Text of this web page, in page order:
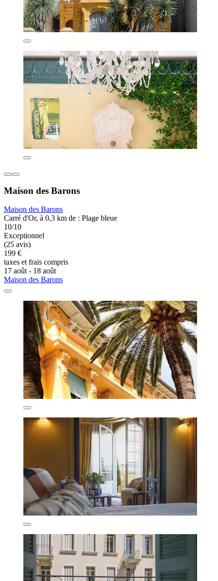
Maison des Barons
Maison des Barons
Carré d'Or, à 0,3 km de : Plage bleue
10/10
Exceptionnel
(25 avis)
199 €
taxes et frais compris
17 août - 18 août
Maison des Barons